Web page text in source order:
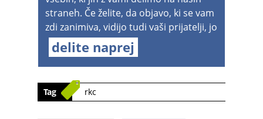
straneh. Če želite, da objavo, ki se vam
zdi zanimiva, vidijo tudi vaši prijatelji, jo
delite naprej
Tag rkc